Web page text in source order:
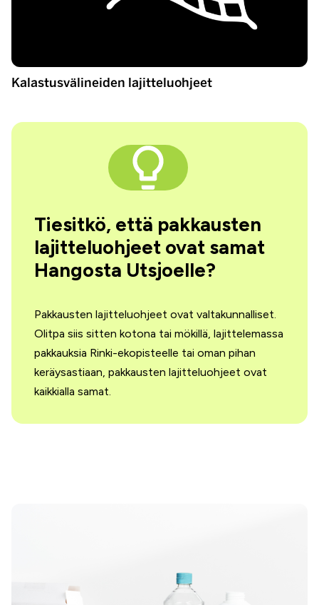
Kalastusvälineiden lajitteluohjeet
Tiesitkö, että pakkausten
lajitteluohjeet ovat samat
Hangosta Utsjoelle?
Pakkausten lajitteluohjeet ovat valtakunnalliset.
Olitpa siis sitten kotona tai mökillä, lajittelemassa
pakkauksia Rinki-ekopisteelle tai oman pihan
keräysastiaan, pakkausten lajitteluohjeet ovat
kaikkialla samat.